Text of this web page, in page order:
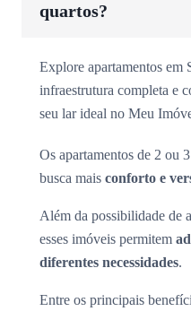
quartos?
Explore apartamentos em
infraestrutura completa e
seu lar ideal no Meu
Os apartamentos de 2 ou
busca mais conforto e
Além da possibilidade de
esses imóveis permitem
diferentes necessidades.
Entre os principais